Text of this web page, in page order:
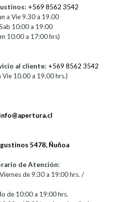
+569 8562 3542
a Vie 9.30 a 19.00
10:00 a 19:00
10:00 a 17:00 hrs)
al cliente: +569 8562 3542
Vie 10.00 a 19.00 hrs.)
5478, Ñuñoa
de Atención:
de 9:30 a 19:00 hrs. /
de 10:00 a 19:00 hrs.